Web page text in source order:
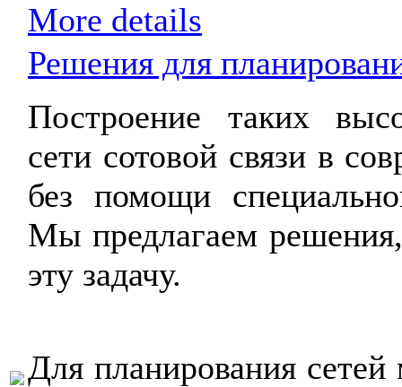
More details
Решения для
Построение таких
сети сотовой связи в
без помощи
Мы предлагаем
эту задачу.
Для планирования